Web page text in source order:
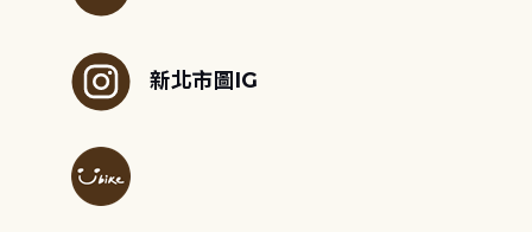
新北市圖IG